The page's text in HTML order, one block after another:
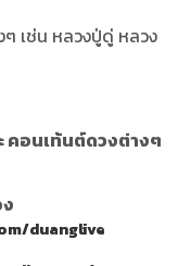
เช่น หลวงปู่ดู่ หลวง
คอนเท้นต์ดวงต่างๆ
duanglive